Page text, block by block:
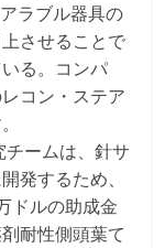
ラブル器具の
させることで
る。コンパ
コン・ステア
ームは、針サ
発するため、
ドルの助成金
耐性側頭葉て